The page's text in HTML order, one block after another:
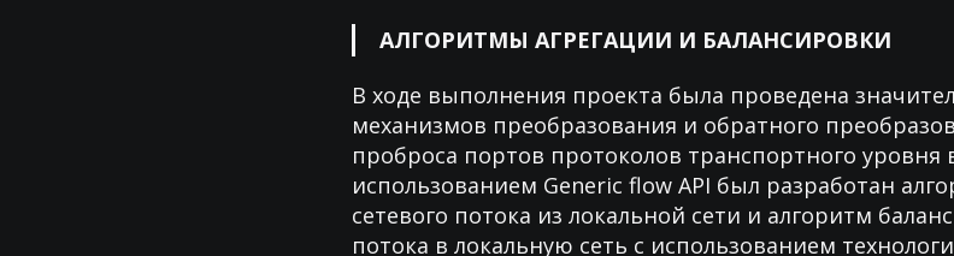
АЛГОРИТМЫ АГРЕГАЦИИ И БАЛАНСИРОВКИ
В ходе выполнения проекта была проведена
механизмов преобразования и обратного
проброса портов протоколов транспортного уровня
использованием Generic flow API был разработан
сетевого потока из локальной сети и алгоритм
потока в локальную сеть с использованием